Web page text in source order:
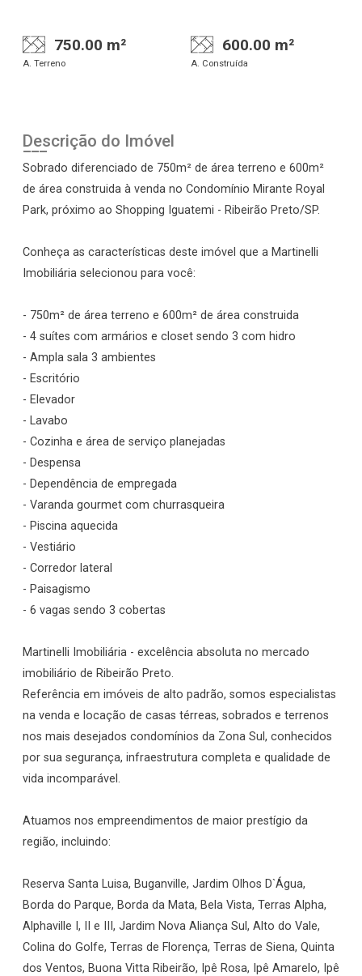
750.00 m²
A. Terreno
600.00 m²
A. Construída
Descrição do Imóvel
Sobrado diferenciado de 750m² de área terreno e 600m²
de área construida à venda no Condomínio Mirante Royal
Park, próximo ao Shopping Iguatemi - Ribeirão Preto/SP.
Conheça as características deste imóvel que a Martinelli
Imobiliária selecionou para você:
- 750m² de área terreno e 600m² de área construida
- 4 suítes com armários e closet sendo 3 com hidro
- Ampla sala 3 ambientes
- Escritório
- Elevador
- Lavabo
- Cozinha e área de serviço planejadas
- Despensa
- Dependência de empregada
- Varanda gourmet com churrasqueira
- Piscina aquecida
- Vestiário
- Corredor lateral
- Paisagismo
- 6 vagas sendo 3 cobertas
Martinelli Imobiliária - excelência absoluta no mercado
imobiliário de Ribeirão Preto.
Referência em imóveis de alto padrão, somos especialistas
na venda e locação de casas térreas, sobrados e terrenos
nos mais desejados condomínios da Zona Sul, conhecidos
por sua segurança, infraestrutura completa e qualidade de
vida incomparável.
Atuamos nos empreendimentos de maior prestígio da
região, incluindo:
Reserva Santa Luisa, Buganville, Jardim Olhos D`Água,
Borda do Parque, Borda da Mata, Bela Vista, Terras Alpha,
Alphaville I, II e III, Jardim Nova Aliança Sul, Alto do Vale,
Colina do Golfe, Terras de Florença, Terras de Siena, Quinta
dos Ventos, Buona Vitta Ribeirão, Ipê Rosa, Ipê Amarelo, Ipê